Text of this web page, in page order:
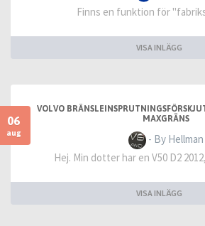
Finns en funktion för
VISA INLÄGG
06
aug
VOLVO
MAXGRÄNS
- By Hellman
Hej. Min dotter har en V50 D2
VISA INLÄGG